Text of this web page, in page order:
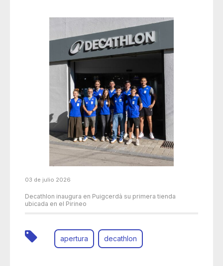
03 de julio 2026
Decathlon inaugura en Puigcerdà su primera tienda
ubicada en el Pirineo
apertura decathlon